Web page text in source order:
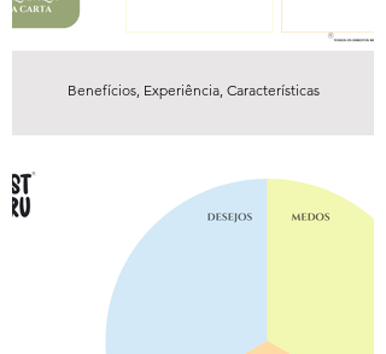
Benefícios, Experiência, Características